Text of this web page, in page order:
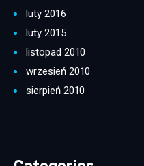
luty 2016
luty 2015
listopad 2010
wrzesień 2010
sierpień 2010